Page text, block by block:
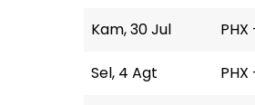
Kam, 30 Jul PHX
Sel, 4 Agt PHX